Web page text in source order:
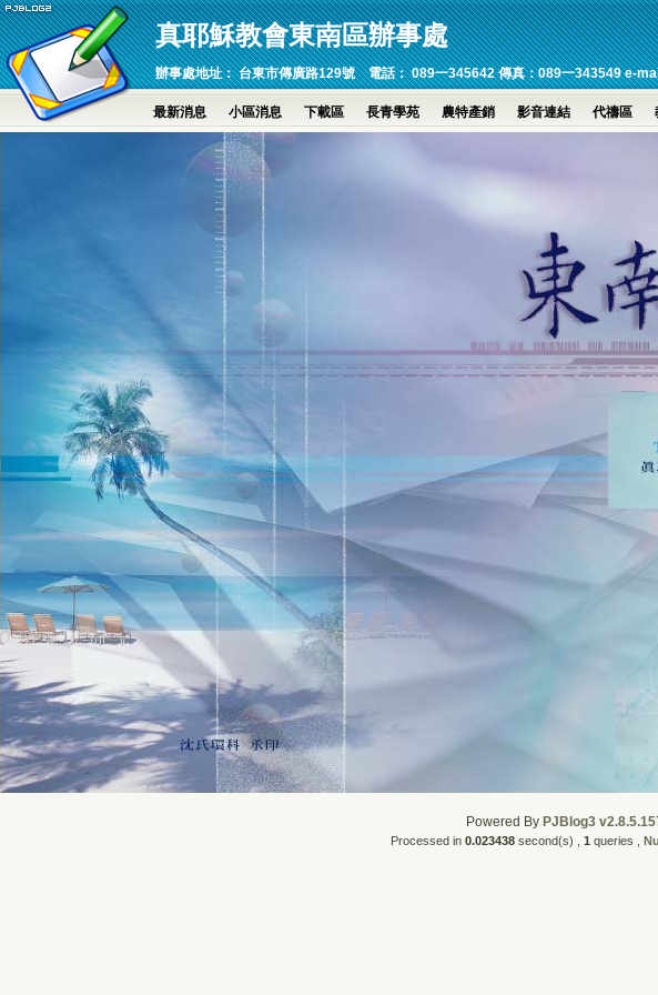
真耶穌教會東南區辦事處
辦事處地址： 台東市傳廣路129號 電話： 089一345642 傳真：089一343549 e-
最新消息 小區消息 下載區 長青學苑 農特產銷 影音連結 代禱區
Powered By PJBlog3
Processed in 0.023438 second(s) , 1 queries ,